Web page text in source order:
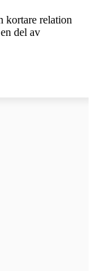
kortare relation
del av